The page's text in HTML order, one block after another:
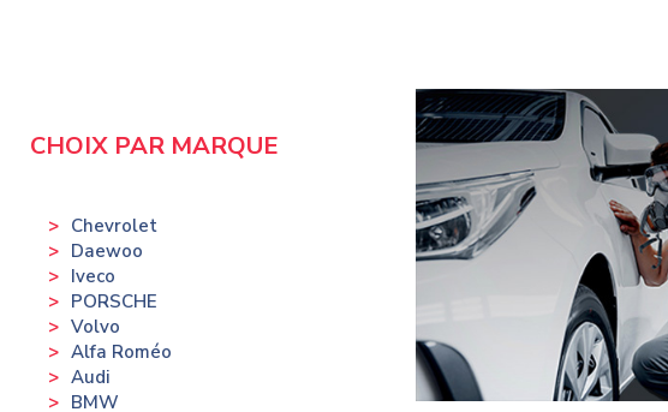
CHOIX PAR MARQUE
Chevrolet
Daewoo
Iveco
PORSCHE
Volvo
Alfa Roméo
Audi
BMW